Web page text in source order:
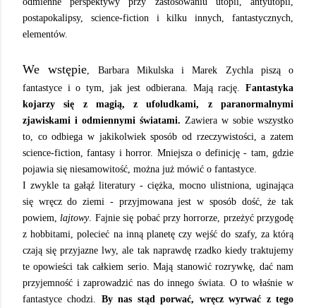
postapokalipsy, science-fiction i kilku innych, fantastycznych,
elementów.
We wstępie , Barbara Mikulska i Marek Zychla piszą o
fantastyce i o tym, jak jest odbierana. Mają rację. Fantastyka
kojarzy się z magią, z ufoludkami, z paranormalnymi
zjawiskami i odmiennymi światami. Zawiera w sobie wszystko
to, co odbiega w jakikolwiek sposób od rzeczywistości, a zatem
science-fiction, fantasy i horror. Mniejsza o definicję - tam, gdzie
pojawia się niesamowitość, można już mówić o fantastyce.
I zwykle ta gałąź literatury - ciężka, mocno ulistniona, uginająca
się wręcz do ziemi - przyjmowana jest w sposób dość, że tak
powiem, lajtowy. Fajnie się pobać przy horrorze, przeżyć przygodę
z hobbitami, polecieć na inną planetę czy wejść do szafy, za którą
czają się przyjazne lwy, ale tak naprawdę rzadko kiedy traktujemy
te opowieści tak całkiem serio. Mają stanowić rozrywkę, dać nam
przyjemność i zaprowadzić nas do innego świata. O to właśnie w
fantastyce chodzi. By nas stąd
porwać, wręcz wyrwać z tego